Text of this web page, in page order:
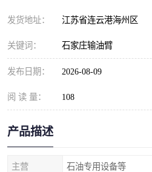
发货地址： 江苏省连云港海州区
关键词： 石家庄输油臂
发布日期： 2026-08-09
阅 读 量： 108
产品描述
主营 石油专用设备等